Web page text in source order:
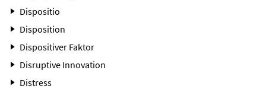
Dispositio
Disposition
Dispositiver Faktor
Disruptive Innovation
Distress